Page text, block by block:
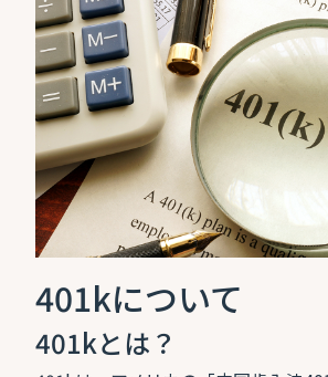
401kについて
401kとは？